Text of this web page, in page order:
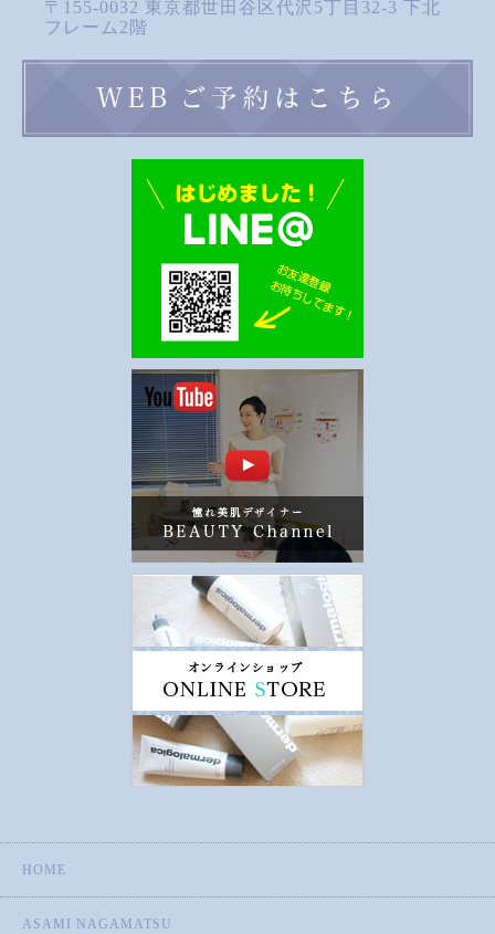
〒155-0032 東京都世田谷区代沢5丁目32-3 下北
フレーム2階
HOME
ASAMI NAGAMATSU